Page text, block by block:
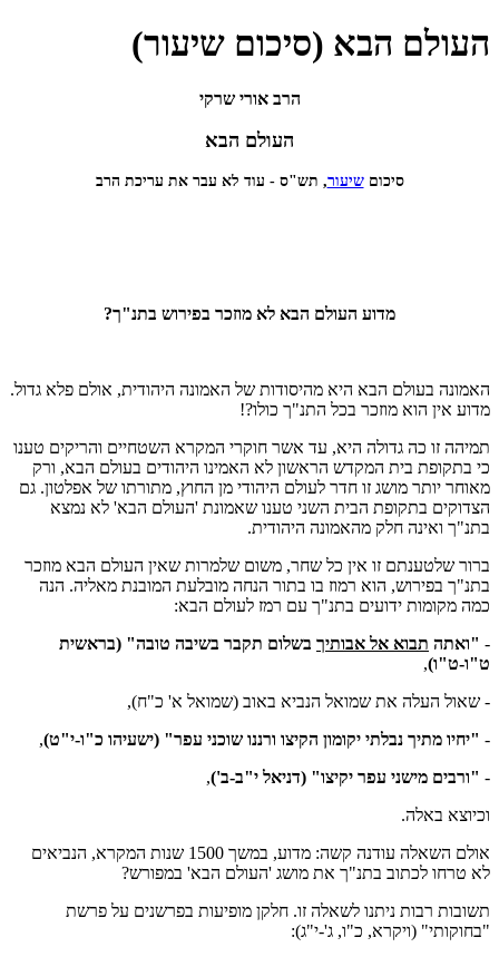
העולם הבא (סיכום שיעור)
הרב אורי שרקי
העולם הבא
סיכוםשיעור, תש"ס - עוד לא עבר את עריכת הרב
מדוע העולם הבא לא מוזכר בפירוש בתנ"ך?
האמונה בעולם הבא היא מהיסודות של האמונה היהודית, אולם פלא גדול.
מדוע אין הוא מוזכר בכל התנ"ך כולו?!
תמיהה זו כה גדולה היא, עד אשר חוקרי המקרא השטחיים והריקים טענו
כי בתקופת בית המקדש הראשון לא האמינו היהודים בעולם הבא, ורק
מאוחר יותר מושג זו חדר לעולם היהודי מן החוץ, מתורתו של אפלטון. גם
הצדוקים בתקופת הבית השני טענו שאמונת 'העולם הבא' לא נמצא
בתנ"ך ואינה חלק מהאמונה היהודית.
ברור שלטענתם זו אין כל שחר, משום שלמרות שאין העולם הבא מוזכר
בתנ"ך בפירוש, הוא רמוז בו בתור הנחה מובלעת המובנת מאליה. הנה
כמה מקומות ידועים בתנ"ך עם רמז לעולם הבא:
- "ואתה תבוא אל אבותיך בשלום תקבר בשיבה טובה" (בראשית
ט"ו-ט"ו),
- שאול העלה את שמואל הנביא באוב (שמואל א' כ"ח),
- "יחיו מתיך נבלתי יקומון הקיצו ורננו שוכני עפר" (ישעיהו כ"ו-י"ט),
- "ורבים מישני עפר יקיצו" (דניאל י"ב-ב'),
וכיוצא באלה.
אולם השאלה עודנה קשה: מדוע, במשך 1500 שנות המקרא, הנביאים
לא טרחו לכתוב בתנ"ך את מושג 'העולם הבא' במפורש?
תשובות רבות ניתנו לשאלה זו. חלקן מופיעות בפרשנים על פרשת
"בחוקותי" (ויקרא, כ"ו, ג'-י"ג):